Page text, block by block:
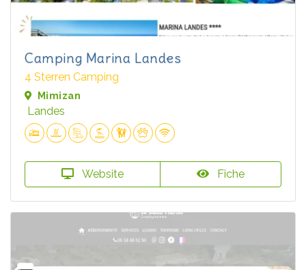
Camping Marina Landes
4 Sterren Camping
Mimizan
Landes
Website Fiche